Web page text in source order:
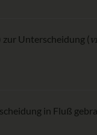
zur Unterscheidung (
in Fluß